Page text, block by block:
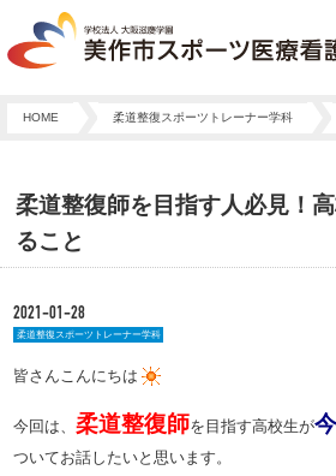
HOME 柔道整復スポーツトレーナー学科
柔道整復師を目指す人必見！
ること
2021-01-28
柔道整復スポーツトレーナー学科
皆さんこんにちは
今回は、柔道整復師を目指す高校生が
ついてお話したいと思います。